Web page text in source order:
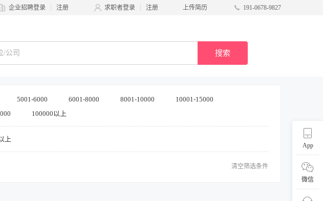
企业招聘登录 注册 求职者登录 注册 上传简历 191-0678-9827
搜索
App
微信
5001-6000 6001-8000 8001-10000
10001-15000
100000以上
上
清空筛选条件